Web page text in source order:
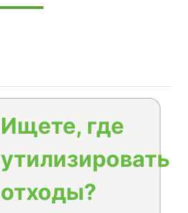
Ищете, где
утилизировать
отходы?